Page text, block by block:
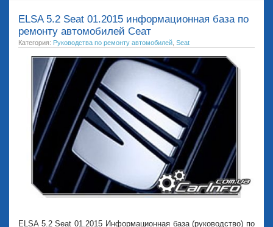
ELSA 5.2 Seat 01.2015 информационная база по
ремонту автомобилей Сеат
Категория: Руководства по ремонту автомобилей Seat
ELSA 5.2 Seat 01.2015 Информационная база (руководство) по